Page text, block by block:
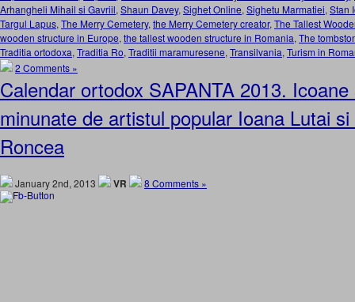
Arhangheli Mihail si Gavriil, Shaun Davey, Sighet Online, Sighetu Marmatiei, Stan
Targul Lapus, The Merry Cemetery, the Merry Cemetery creator, The Tallest
wooden structure in Europe, the tallest wooden structure in Romania, The
Traditia ortodoxa, Traditia Ro, Traditii maramuresene, Transilvania, Turism in
2 Comments »
Calendar ortodox SAPANTA 2013.
minunate de artistul popular Ioana Lutai
Roncea
January 2nd, 2013 VR 8 Comments »